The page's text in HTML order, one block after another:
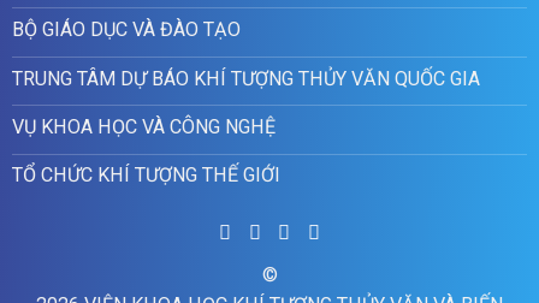
BỘ GIÁO DỤC VÀ ĐÀO TẠO
TRUNG TÂM DỰ BÁO KHÍ TƯỢNG THỦY VĂN QUỐC GIA
VỤ KHOA HỌC VÀ CÔNG NGHỆ
TỔ CHỨC KHÍ TƯỢNG THẾ GIỚI
©